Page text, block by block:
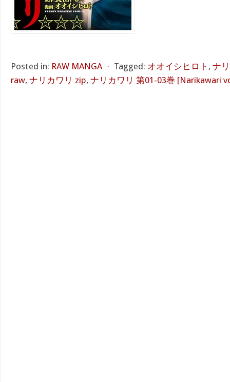
Posted in: RAW MANGA ⋅ Tagged: オオイシヒロト , ナ
raw, ナリカワリ zip, ナリカワリ 第01-03巻 [Narikawari